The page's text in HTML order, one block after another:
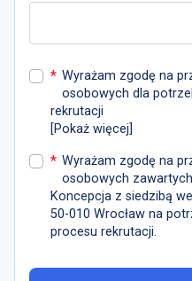
* Wyrażam zgodę na
osobowych dla
rekrutacji
[Pokaż więcej]
* Wyrażam zgodę na
osobowych
Koncepcja z siedzibą
50-010 Wrocław na
procesu rekrutacji.